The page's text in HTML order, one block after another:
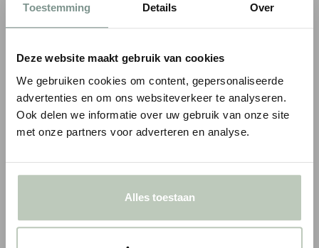
Toestemming Details Over
Deze website maakt gebruik van cookies
We gebruiken cookies om content, gepersonaliseerde
advertenties en om ons websiteverkeer te analyseren.
Ook delen we informatie over uw gebruik van onze site
met onze partners voor adverteren en analyse.
Alles toestaan
COMBINEER MET VERF & SIERLIJSTEN
€ 7,75 € 6,59p/m
● Voor 10.15 uur